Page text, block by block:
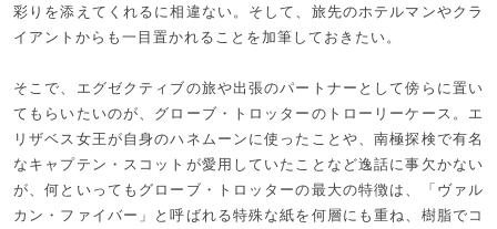
彩りを添えてくれるに相違ない。そして、旅先のホテルマンやクラ
イアントからも一目置かれることを加筆しておきたい。
そこで、エグゼクティブの旅や出張のパートナーとして傍らに置い
てもらいたいのが、グローブ・トロッターのトローリーケース。エ
リザベス女王が自身のハネムーンに使ったことや、南極探検で有名
なキャプテン・スコットが愛用していたことなど逸話に事欠かない
が、何といってもグローブ・トロッターの最大の特徴は、「ヴァル
カン・ファイバー」と呼ばれる特殊な紙を何層にも重ね、樹脂でコ